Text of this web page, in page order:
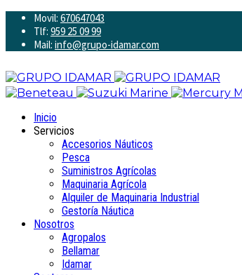
Movil: 670647043
Tlf: 959 25 09 99
Mail: info@grupo-idamar.com
Inicio
Servicios
Accesorios Náuticos
Pesca
Suministros Agrícolas
Maquinaria Agrícola
Alquiler de Maquinaria Industrial
Gestoría Náutica
Nosotros
Agropalos
Bellamar
Idamar